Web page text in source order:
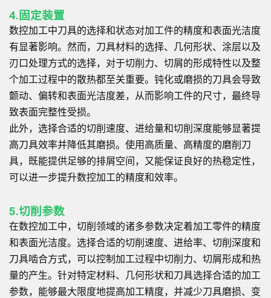
4.固定装置
数控加工中刀具的选择和状态对加工件的精度和表面光洁度
有显著影响。然而，刀具材料的选择、几何形状、涂层以及
刃口处理方式的选择，对于切削力、切屑的形成特性以及整
个加工过程中的散热都至关重要。钝化或磨损的刀具会导致
颤动、偏转和表面光洁度差，从而影响工件的尺寸，最终导
致表面完整性受损。
此外，选择合适的切削速度、进给量和切削深度能够显著提
高刀具效率并降低其磨损。使用高质量、高精度的磨削刀
具，既能提供足够的排屑空间，又能保证良好的热稳定性，
可以进一步提升数控加工的精度和效率。
5.切削参数
在数控加工中，切削领域的诸多参数决定着加工零件的精度
和表面光洁度。选择合适的切削速度、进给率、切削深度和
刀具啮合方式，可以控制加工过程中切削力、切屑形成和热
量的产生。针对特定材料、几何形状和刀具选择合适的加工
参数，能够最大限度地提高加工精度，并减少刀具磨损、变